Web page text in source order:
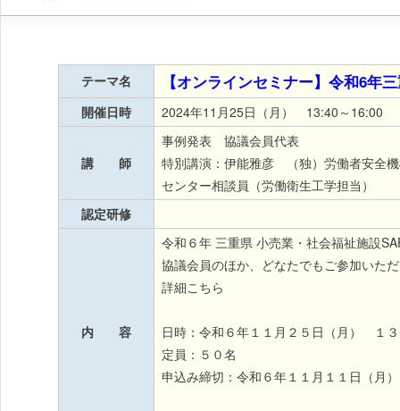
テーマ名 【オンラインセミナー】令和6年
開催日時 2024年11月25日（月） 13:40～16:00
講 師
事例発表 協議会員代表
特別講演：伊能雅彦 （独）労働者安全
センター相談員（労働衛生工学担当）
認定研修
内 容
令和６年 三重県 小売業・社会福祉施設
協議会員のほか、どなたでもご参加いた
詳細こちら
日時：令和６年１１月２５日（月） １
定員：５０名
申込み締切：令和６年１１月１１日（月）